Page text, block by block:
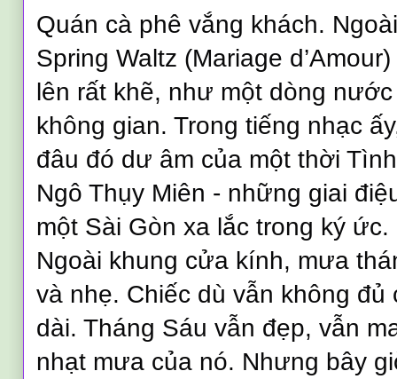
Quán cà phê vắng khách.
Spring Waltz (Mariage
lên rất khẽ, như một dòng
không gian. Trong tiếng nhạc
đâu đó dư âm của một thời
Ngô Thụy Miên - những giai
một Sài Gòn xa lắc trong ký ức.
Ngoài khung cửa kính, mưa
và nhẹ. Chiếc dù vẫn không đủ
dài. Tháng Sáu vẫn đẹp, vẫn
nhạt mưa của nó. Nhưng bây